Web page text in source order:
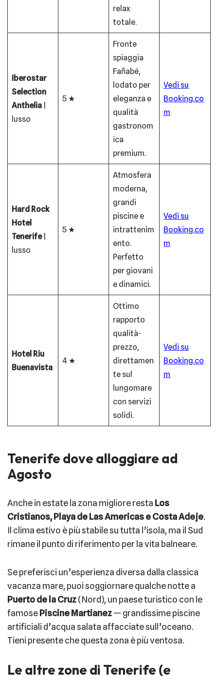
relax
totale.
Iberostar
Selection
Anthelia |
lusso
5 ★
Fronte
spiaggia
Fañabé,
lodato per
eleganza e
qualità
gastronom
ica
premium.
Vedi su
Booking.co
m
Hard Rock
Hotel
Tenerife|
lusso
5 ★
Atmosfera
moderna,
grandi
piscine e
intrattenim
ento.
Perfetto
per giovani
e dinamici.
Vedi su
Booking.co
m
Hotel Riu
Buenavista
4 ★
Ottimo
rapporto
qualità-
prezzo,
direttamen
te sul
lungomare
con servizi
solidi.
Vedi su
Booking.co
m
Tenerife dove alloggiare ad
Agosto
Anche in estate la zona migliore resta Los
Cristianos, Playa de Las Americas e Costa Adeje.
Il clima estivo è più stabile su tutta l’isola, ma il Sud
rimane il punto di riferimento per la vita balneare.
Se preferisci un’esperienza diversa dalla classica
vacanza mare, puoi soggiornare qualche notte a
Puerto de la Cruz(Nord), un paese turistico con le
famosePiscine Martianez— grandissime piscine
artificiali d’acqua salata affacciate sull’oceano.
Tieni presente che questa zona è più ventosa.
Le altre zone di Tenerife (e